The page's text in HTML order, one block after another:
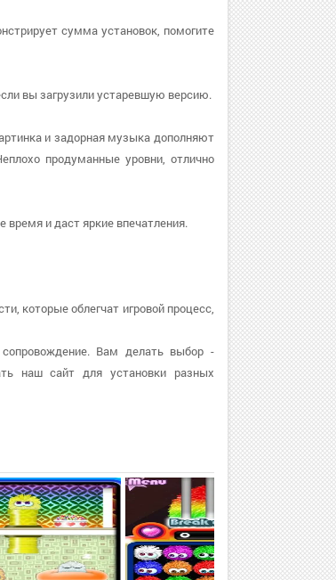
сумма установок, помогите
вы загрузили устаревшую версию.
и задорная музыка дополняют
продуманные уровни, отлично
время и даст яркие впечатления.
которые облегчат игровой процесс,
Вам делать выбор -
наш сайт для установки разных